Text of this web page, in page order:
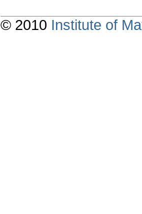
© 2010 Institute of